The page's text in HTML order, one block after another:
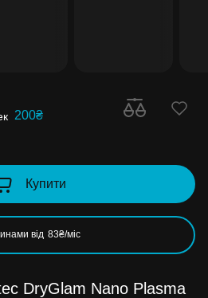
200₴
Купити
від 83₴/міс
DryGlam Nano Plasma